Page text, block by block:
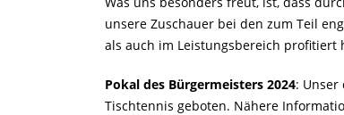
unsere Zuschauer bei den zum Teil
als auch im Leistungsbereich profitiert
Pokal des Bürgermeisters 2024: Unser
Tischtennis geboten. Nähere